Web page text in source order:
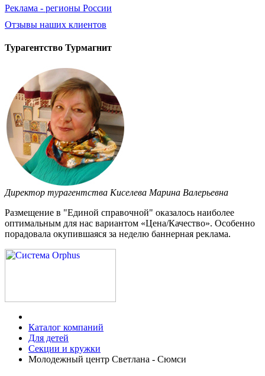
Реклама - регионы России
Отзывы наших клиентов
Турагентство Турмагнит
Директор турагентства Киселева Марина Валерьевна
Размещение в "Единой справочной" оказалось наиболее
оптимальным для нас вариантом «Цена/Качество». Особенно
порадовала окупившаяся за неделю баннерная реклама.
Каталог компаний
Для детей
Секции и кружки
Молодежный центр Светлана - Сюмси